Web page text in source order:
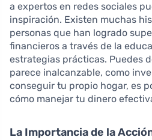
a expertos en redes sociales
inspiración. Existen muchas
personas que han logrado
financieros a través de la
estrategias prácticas. Puedes
parece inalcanzable, como
conseguir tu propio hogar, es
cómo manejar tu dinero
La Importancia de la